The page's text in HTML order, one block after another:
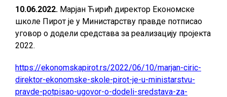
10.06.2022. Марјан Ћирић директор Економске
школе Пирот је у Министарству правде потписао
уговор о додели средстава за реализацију пројекта
2022.
https://ekonomskapirot.rs/2022/06/10/marjan-ciric-
direktor-ekonomske-skole-pirot-je-u-ministarstvu-
pravde-potpisao-ugovor-o-dodeli-sredstava-za-